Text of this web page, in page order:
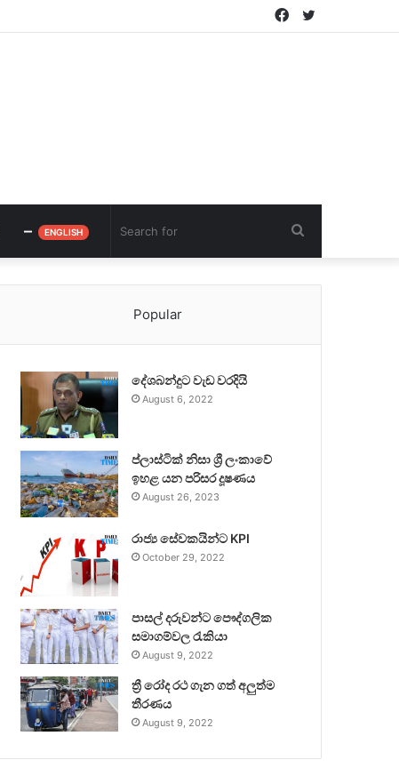
Twitter
Facebook
– ENGLISH Search
for
Popular
දේශබන්දුට වැඩ වරදියි
August 6, 2022
ප්ලාස්ටික් නිසා ශ්‍රී ලංකාවේ
ඉහළ යන පරිසර දූෂණය
August 26, 2023
රාජ්‍ය සේවකයින්ට KPI
October 29, 2022
පාසල් දරුවන්ට පෞද්ගලික
සමාගම්වල රැකියා
August 9, 2022
ත්‍රී රෝද රථ ගැන ගත් අලුත්ම
තීරණය
August 9, 2022